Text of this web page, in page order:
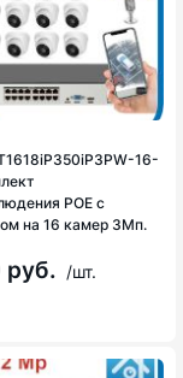
16-
POE с
на 16 камер 3Мп.
руб. /шт.